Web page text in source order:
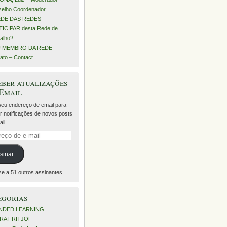
Coordenador
DAS REDES
desta Rede de
MEMBRO DA REDE
– Contact
atualizações
endereço de email para
notificações de novos posts
a 51 outros assinantes
LEARNING
FRITJOF